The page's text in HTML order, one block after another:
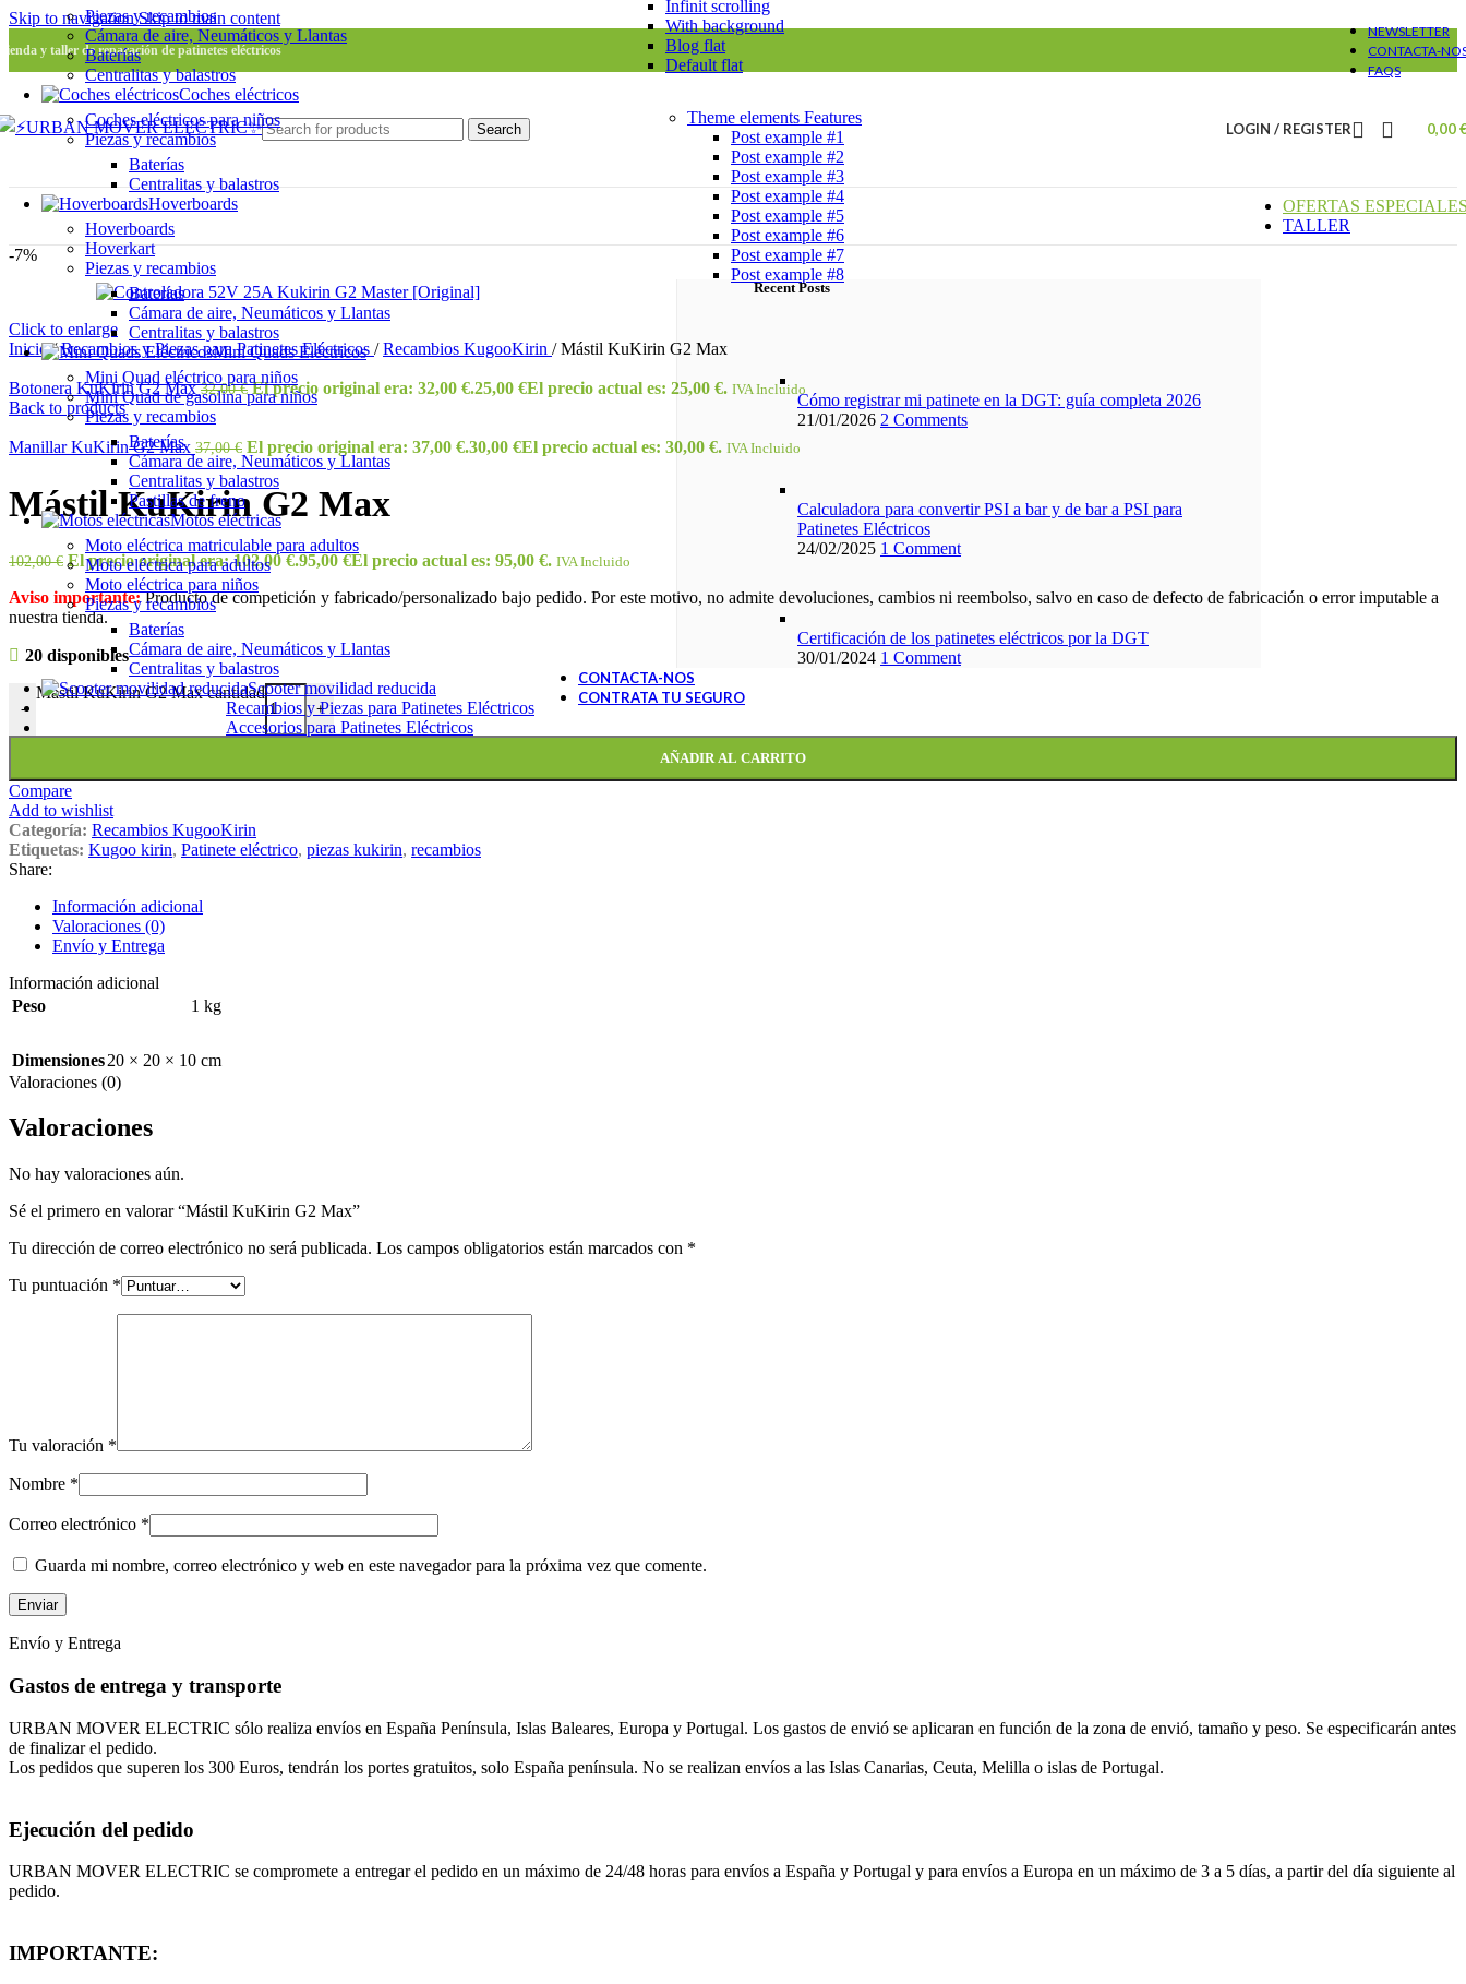
Skip to navigationSkip to main content
y taller de reparación de patinetes eléctricos
NEWSLETTER
CONTACTA-
FAQS
Search LOGIN / REGISTER 0,00
Piezas y recambios
Cámara de aire, Neumáticos y Llantas
Baterías
Centralitas y balastros
Coches eléctricos
Coches eléctricos para niños
Piezas y recambios
Baterías
Centralitas y balastros
Hoverboards
Hoverboards
Hoverkart
Piezas y recambios
Baterías
Cámara de aire, Neumáticos y Llantas
Centralitas y balastros
Mini Quads Eléctricos
Mini Quad eléctrico para niños
Mini Quad de gasolina para niños
Piezas y recambios
Baterías
Cámara de aire, Neumáticos y Llantas
Centralitas y balastros
Pastillas de freno
Motos eléctricas
Moto eléctrica matriculable para adultos
Moto eléctrica para adultos
Moto eléctrica para niños
Piezas y recambios
Baterías
Cámara de aire, Neumáticos y Llantas
Centralitas y balastros
Scooter movilidad reducida
Recambios y Piezas para Patinetes Eléctricos
Accesorios para Patinetes Eléctricos
Infinit scrolling
With background
Blog flat
Default flat
Theme elements Features
Post example #1
Post example #2
Post example #3
Post example #4
Post example #5
Post example #6
Post example #7
Post example #8
Recent Posts
Cómo registrar mi patinete en la DGT: guía completa 2026
21/01/2026 2 Comments
Calculadora para convertir PSI a bar y de bar a PSI para
Patinetes Eléctricos
24/02/2025 1 Comment
Certificación de los patinetes eléctricos por la DGT
30/01/2024 1 Comment
CONTACTA-NOS
CONTRATA TU SEGURO
OFERTAS
TALLER
-7%
Click to enlarge
Inicio/ Recambios y Piezas para Patinetes Eléctricos / Recambios KugooKirin / Mástil KuKirin G2 Max
Botonera KuKirin G2 Max32,00€ El precio original era: 32,00 €.25,00 €El precio actual es: 25,00 €. IVA Incluido
Back to products
Manillar KuKirin G2 Max 37,00€ El precio original era: 37,00 €.30,00 €El precio actual es: 30,00 €. IVA Incluido
Mástil KuKirin G2 Max
102,00€ El precio original era: 102,00 €.95,00 €El precio actual es: 95,00 €. IVA Incluido
Aviso importante:Producto de competición y fabricado/personalizado bajo pedido. Por este motivo, no admite devoluciones, cambios ni reembolso, salvo en caso de defecto de fabricación o error imputable a
nuestra tienda.
20 disponibles
-
Mástil KuKirin G2 Max cantidad
+
AÑADIR AL CARRITO
Compare
Add to wishlist
Categoría: Recambios KugooKirin
Etiquetas: Kugoo kirin, Patinete eléctrico, piezas kukirin, recambios
Share:
Información adicional
Valoraciones (0)
Envío y Entrega
Información adicional
Peso
1 kg
Dimensiones20 × 20 × 10 cm
Valoraciones (0)
Valoraciones
No hay valoraciones aún.
Sé el primero en valorar “Mástil KuKirin G2 Max”
Tu dirección de correo electrónico no será publicada. Los campos obligatorios están marcados con *
Tu puntuación *
Tu valoración *
Nombre *
Correo electrónico *
Guarda mi nombre, correo electrónico y web en este navegador para la próxima vez que comente.
Envío y Entrega
Gastos de entrega y transporte
URBAN MOVER ELECTRIC sólo realiza envíos en España Península, Islas Baleares, Europa y Portugal. Los gastos de envió se aplicaran en función de la zona de envió, tamaño y peso. Se especificarán antes
de finalizar el pedido.
Los pedidos que superen los 300 Euros, tendrán los portes gratuitos, solo España península. No se realizan envíos a las Islas Canarias, Ceuta, Melilla o islas de Portugal.
Ejecución del pedido
URBAN MOVER ELECTRIC se compromete a entregar el pedido en un máximo de 24/48 horas para envíos a España y Portugal y para envíos a Europa en un máximo de 3 a 5 días, a partir del día siguiente al
pedido.
IMPORTANTE: